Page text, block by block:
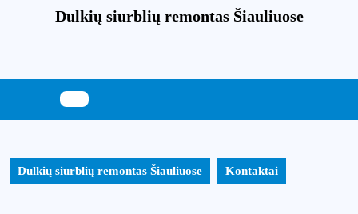
Dulkių siurblių remontas Šiauliuose
Dulkių siurblių remontas Šiauliuose Kontaktai